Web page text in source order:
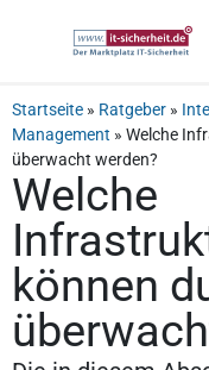
Startseite » Ratgeber »
Management » Welche
überwacht werden?
Welche
können